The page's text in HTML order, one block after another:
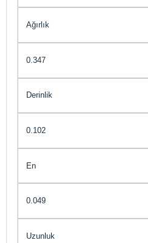
Ağırlık
0.347
Derinlik
0.102
En
0.049
Uzunluk